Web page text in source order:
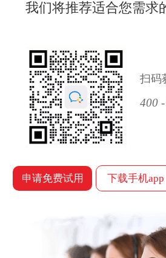
我们将推荐适合您需求
扫码
400
申请免费试用 下载手机app